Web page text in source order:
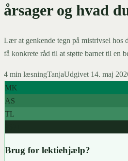
årsager og hvad
Lær at genkende tegn på mistrivsel hos
få konkrete råd til at støtte barnet til en
4 min læsningTanjaUdgivet 14. maj
MK
AS
TL
Brug for lektiehjælp?